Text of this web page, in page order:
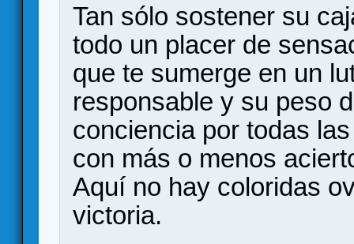
Tan sólo sostener su
todo un placer de
que te sumerge en un
responsable y su peso
conciencia por todas
con más o menos
Aquí no hay coloridas
victoria.